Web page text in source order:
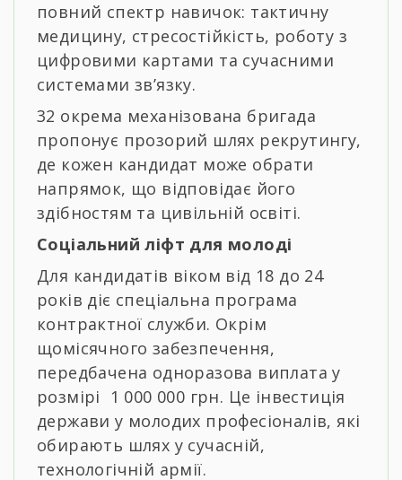
повний спектр навичок: тактичну
медицину, стресостійкість, роботу з
цифровими картами та сучасними
системами зв’язку.
32 окрема механізована бригада
пропонує прозорий шлях рекрутингу,
де кожен кандидат може обрати
напрямок, що відповідає його
здібностям та цивільній освіті.
Соціальний ліфт для молоді
Для кандидатів віком від 18 до 24
років діє спеціальна програма
контрактної служби. Окрім
щомісячного забезпечення,
передбачена одноразова виплата у
розмірі 1 000 000 грн. Це інвестиція
держави у молодих професіоналів, які
обирають шлях у сучасній,
технологічній армії.